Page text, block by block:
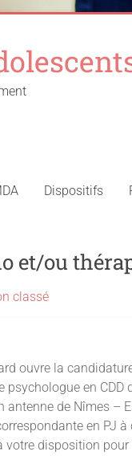
Dispositifs
et/ou
classé
ouvre la
psychologue en
antenne de Nîmes –
en PJ à
votre disposition